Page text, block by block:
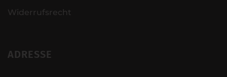
Widerrufsrecht
ADRESSE